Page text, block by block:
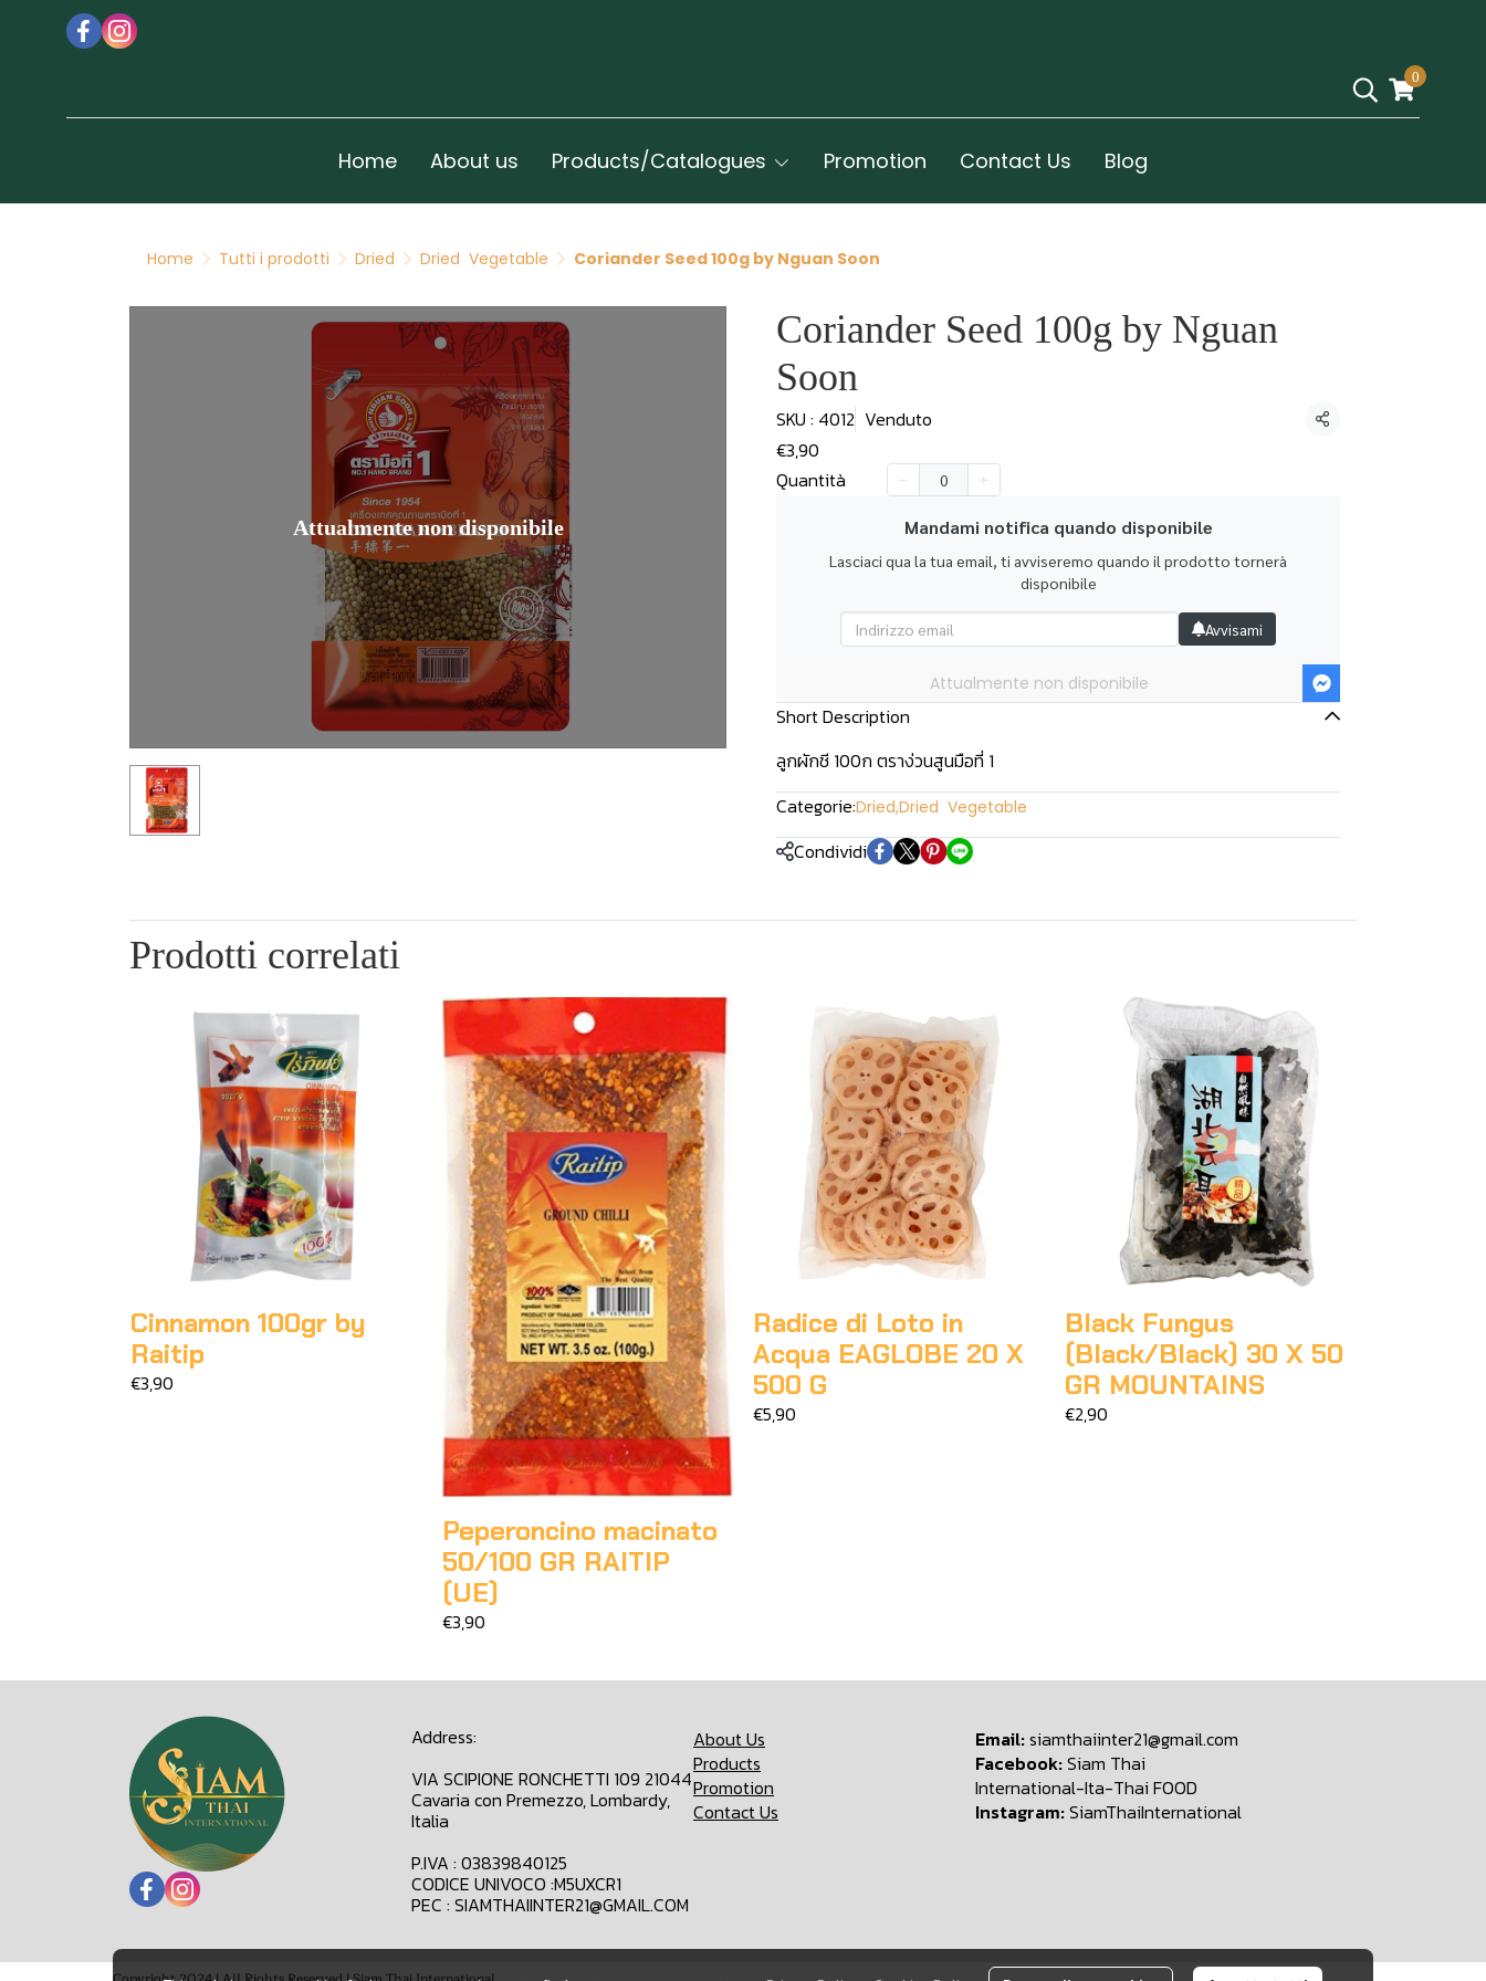
0
Home About us Products/Catalogues Promotion Contact Us Blog
Home Tutti i prodotti Dried Dried Vegetable Coriander Seed 100g by Nguan Soon
Attualmente non disponibile
Coriander Seed 100g by Nguan
Soon
SKU : 4012 Venduto Condividi
€3,90
Quantità
Mandami notifica quando disponibile
Lasciaci qua la tua email, ti avviseremo quando il prodotto tornerà
disponibile
Avvisami
Attualmente non disponibile
Short Description
ลูกผักชี 100ก ตราง่วนสูนมือที่ 1
Categorie:Dried,Dried Vegetable
Condividi
Prodotti correlati
Cinnamon 100gr by
Raitip
€3,90
Peperoncino macinato
50/100 GR RAITIP
(UE)
€3,90
Radice di Loto in
Acqua EAGLOBE 20 X
500 G
€5,90
Black Fungus
(Black/Black) 30 X 50
GR MOUNTAINS
€2,90
Address:
VIA SCIPIONE RONCHETTI 109 21044
Cavaria con Premezzo, Lombardy,
Italia
P.IVA : 03839840125
CODICE UNIVOCO :M5UXCR1
PEC : SIAMTHAIINTER21@GMAIL.COM
About Us
Products
Promotion
Contact Us
Email:siamthaiinter21@gmail.com
Facebook:Siam Thai
International-Ita-Thai FOOD
Instagram:SiamThaiInternational